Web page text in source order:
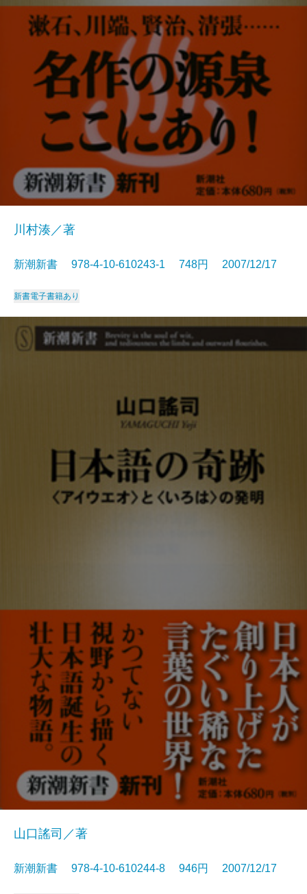
川村湊／著
新潮新書 978-4-10-610243-1 748円 2007/12/17
新書電子書籍あり
山口謠司／著
新潮新書 978-4-10-610244-8 946円 2007/12/17